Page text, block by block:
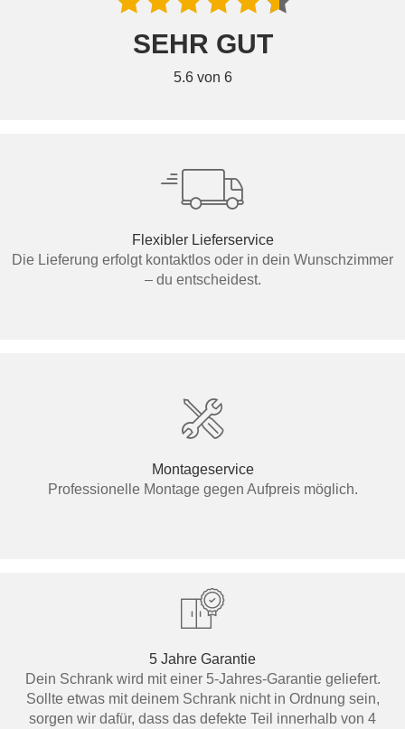
SEHR GUT
5.6 von 6
Flexibler Lieferservice
Die Lieferung erfolgt kontaktlos oder in dein Wunschzimmer
– du entscheidest.
Montageservice
Professionelle Montage gegen Aufpreis möglich.
5 Jahre Garantie
Dein Schrank wird mit einer 5-Jahres-Garantie geliefert.
Sollte etwas mit deinem Schrank nicht in Ordnung sein,
sorgen wir dafür, dass das defekte Teil innerhalb von 4